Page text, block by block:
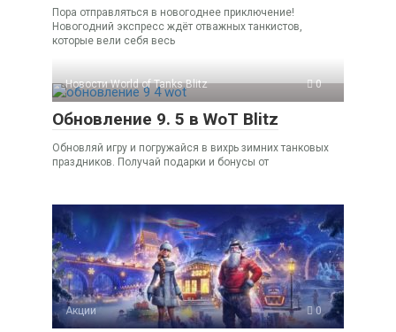
Пора отправляться в новогоднее приключение!
Новогодний экспресс ждёт отважных танкистов,
которые вели себя весь
Новости World of Tanks Blitz 0
Обновление 9. 5 в WoT Blitz
Обновляй игру и погружайся в вихрь зимних танковых
праздников. Получай подарки и бонусы от
Акции 0